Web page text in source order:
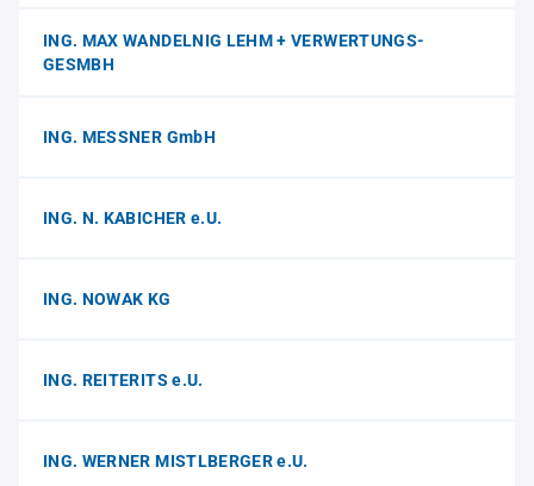
ING. MAX WANDELNIG LEHM + VERWERTUNGS-
GESMBH
ING. MESSNER GmbH
ING. N. KABICHER e.U.
ING. NOWAK KG
ING. REITERITS e.U.
ING. WERNER MISTLBERGER e.U.